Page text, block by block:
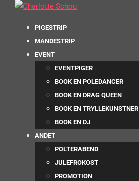
PIGESTRIP
MANDESTRIP
EVENT
EVENTPIGER
BOOK EN POLEDANCER
BOOK EN DRAG QUEEN
BOOK EN TRYLLEKUNSTNER
BOOK EN DJ
ANDET
POLTERABEND
JULEFROKOST
PROMOTION